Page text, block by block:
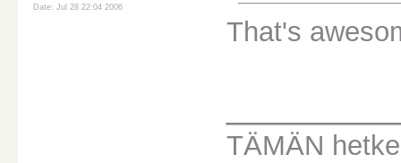
Date: Jul 28 22:04 2006
That's
TÄMÄN